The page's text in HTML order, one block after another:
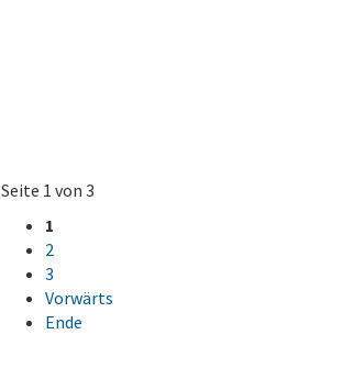
Seite 1 von 3
1
2
3
Vorwärts
Ende